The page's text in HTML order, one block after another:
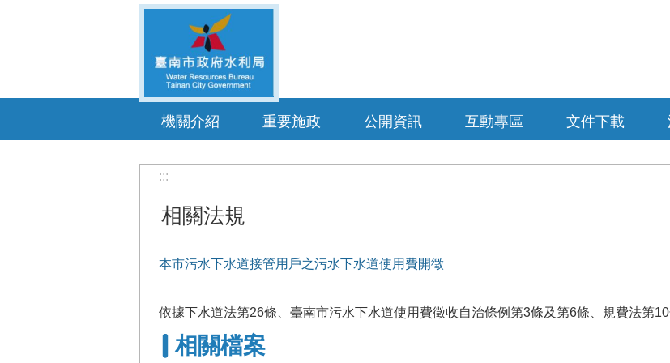
機關介紹 重要施政 公開資訊 互動專區 文件下載
:::
相關法規
本市污水下水道接管用戶之污水下水道使用費開徵
依據下水道法第26條、臺南市污水下水道使用費徵收自治條例第3條及第6條、規費法第10
相關檔案